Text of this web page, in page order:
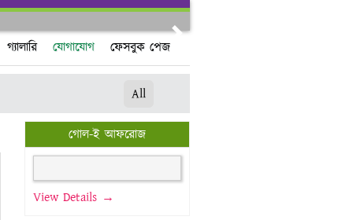
গ্যালারি যোগাযোগ ফেসবুক পেজ
All
গোল-ই আফরোজ
View Details →